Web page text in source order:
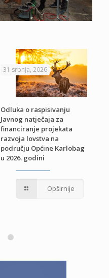
31 srpnja, 2026
Odluka o raspisivanju
Javnog natječaja za
financiranje projekata
razvoja lovstva na
području Općine Karlobag
u 2026. godini
Opširnije